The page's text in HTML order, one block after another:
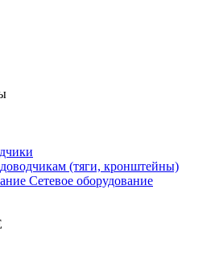
(тяги, кронштейны)
Сетевое оборудование